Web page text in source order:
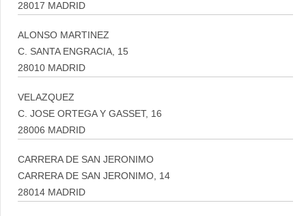
28017 MADRID
ALONSO MARTINEZ
C. SANTA ENGRACIA, 15
28010 MADRID
VELAZQUEZ
C. JOSE ORTEGA Y GASSET, 16
28006 MADRID
CARRERA DE SAN JERONIMO
CARRERA DE SAN JERONIMO, 14
28014 MADRID